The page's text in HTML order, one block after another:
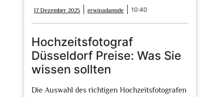
17 Dezember 2025
Dezember
2025
erwinadamsde erwinadamsde
10:40
Hochzeitsfotograf
Düsseldorf Preise: Was Sie
wissen sollten
Die Auswahl des richtigen Hochzeitsfotografen